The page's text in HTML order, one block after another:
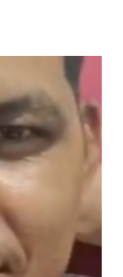
para
o
trabalhadores
por essas